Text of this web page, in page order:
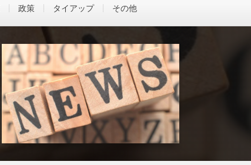
政策 タイアップ その他